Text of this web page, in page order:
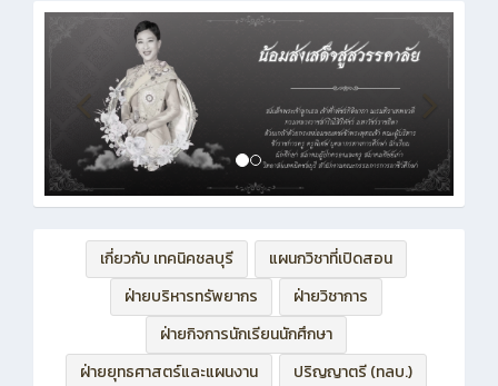
เกี่ยวกับ เทคนิคชลบุรี
แผนกวิชาที่เปิดสอน
ฝ่ายบริหารทรัพยากร
ฝ่ายวิชาการ
ฝ่ายกิจการนักเรียนนักศึกษา
ฝ่ายยุทธศาสตร์และแผนงาน
ปริญญาตรี (ทลบ.)